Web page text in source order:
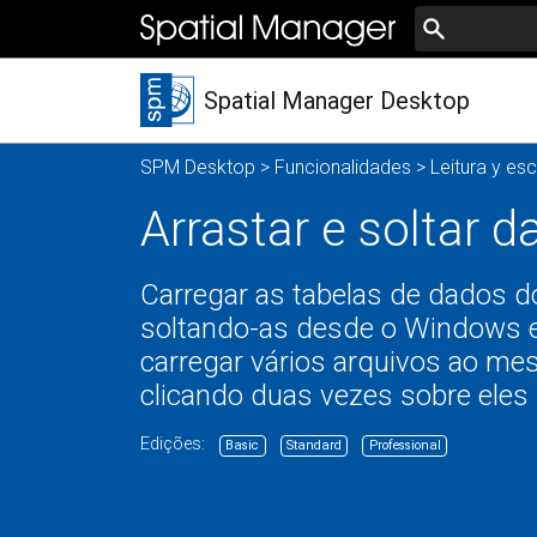
Spatial Manager Desktop
SPM Desktop > Funcionalidades > Leitura y
Arrastar e soltar
Carregar as tabelas de dados
soltando-as desde o Windows
carregar vários arquivos ao
clicando duas vezes sobre
Edições: Basic Standard Professional